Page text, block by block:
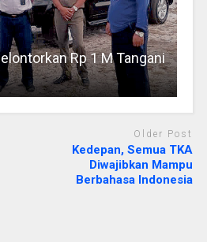
Rp 1 M Tangani
Older Post
Kedepan, Semua TKA
Diwajibkan Mampu
Berbahasa Indonesia